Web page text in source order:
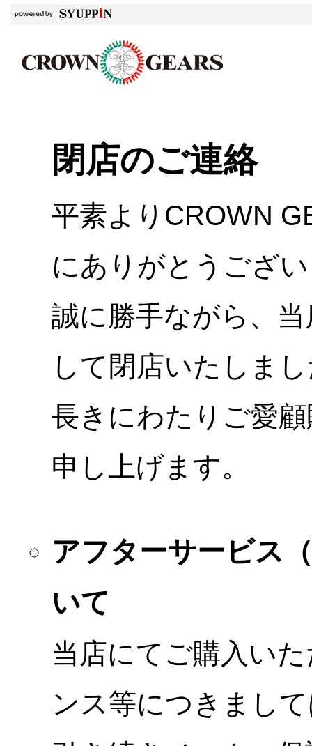
閉店のご連絡
平素よりCROWN
にありがとうござ
誠に勝手ながら、
して閉店いたしま
長きにわたりご愛
申し上げます。
アフターサービス
いて
当店にてご購入い
ンス等につきまし